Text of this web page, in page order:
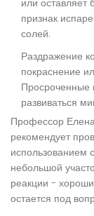
или оставляет
признак
солей.
Раздражение
покраснение
Просроченные
развиваться
Профессор
рекомендует
использованием
небольшой
реакции -
остается под